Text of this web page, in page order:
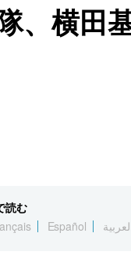
、横田
読む
Español